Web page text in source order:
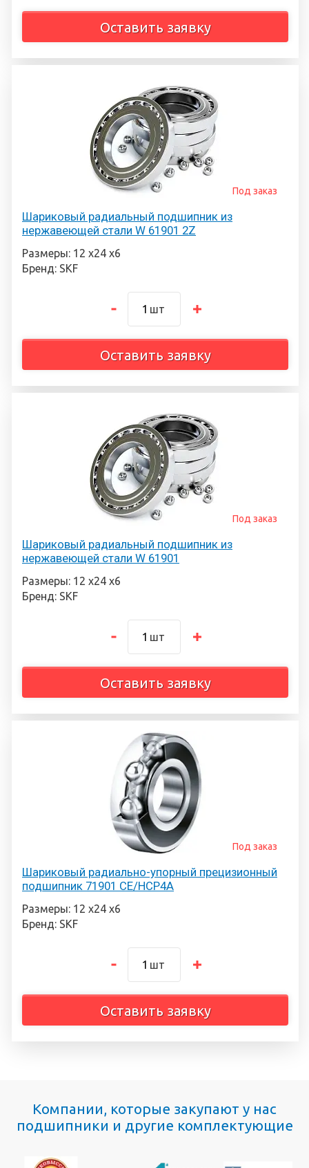
Оставить заявку
Шариковый радиальный подшипник из
нержавеющей стали W 61901 2Z
Под заказ
Размеры: 12 х24 х6
Бренд: SKF
шт
Оставить заявку
Шариковый радиальный подшипник из
нержавеющей стали W 61901
Под заказ
Размеры: 12 х24 х6
Бренд: SKF
шт
Оставить заявку
Шариковый радиально-упорный прецизионный
подшипник 71901 CE/HCP4A
Под заказ
Размеры: 12 х24 х6
Бренд: SKF
шт
Оставить заявку
Компании, которые закупают у нас
подшипники и другие комплектующие